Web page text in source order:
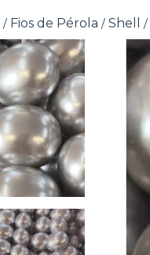
/ Fios de Pérola / Shell /